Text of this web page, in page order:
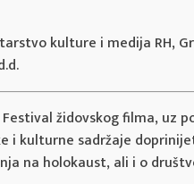
kulture i medija RH,
židovskog filma, uz
i kulturne sadržaje
na holokaust, ali i o